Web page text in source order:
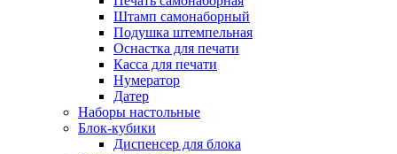
Штамп самонаборный
Подушка штемпельная
Оснастка для печати
Касса для печати
Нумератор
Датер
Наборы настольные
Блок-кубики
Диспенсер для блока